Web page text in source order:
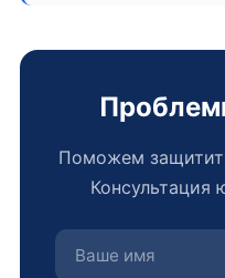
Поможем
Консультация